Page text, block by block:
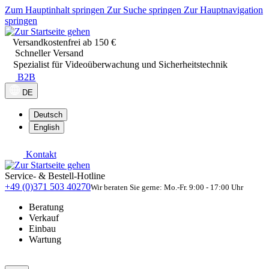
Zum Hauptinhalt springen Zur Suche springen Zur Hauptnavigation
springen
Versandkostenfrei ab 150 €
Schneller Versand
Spezialist für Videoüberwachung und Sicherheitstechnik
B2B
DE
Deutsch
English
Kontakt
Service- & Bestell-Hotline
+49 (0)371 503 40270Wir beraten Sie gerne: Mo.-Fr. 9:00 - 17:00 Uhr
Beratung
Verkauf
Einbau
Wartung